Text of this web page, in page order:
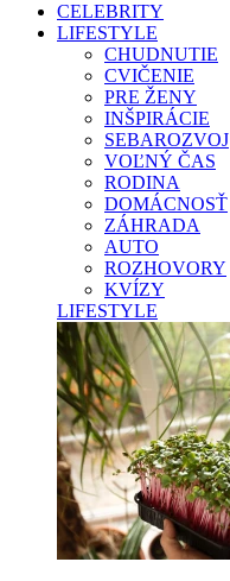
CELEBRITY
LIFESTYLE
CHUDNUTIE
CVIČENIE
PRE ŽENY
INŠPIRÁCIE
SEBAROZVOJ
VOĽNÝ ČAS
RODINA
DOMÁCNOSŤ
ZÁHRADA
AUTO
ROZHOVORY
KVÍZY
LIFESTYLE